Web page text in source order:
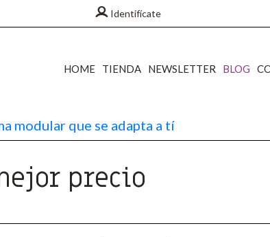
HOME TIENDA NEWSLETTER BLOG
Identifícate
modular que se adapta a tí
precio